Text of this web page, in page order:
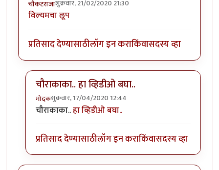
चौकटराजाशुक्रवार, 21/02/2020 21:30
विल्यमचा लूप
प्रतिसाद देण्यासाठीलॉग इन कराकिंवासदस्य व्हा
चौराकाका.. हा व्हिडीओ बघा..
मोदकशुक्रवार, 17/04/2020 12:44
In reply toअंकाई पेक्षा वेगळाच प्रकार " विल्यमस लूप "
चौराकाका..हा व्हिडीओ बघा..
प्रतिसाद देण्यासाठीलॉग इन कराकिंवासदस्य व्हा